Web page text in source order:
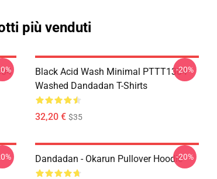
più venduti
Black Acid Wash Minimal PTTT1304
Washed Dandadan T-Shirts
32,20 € $35
-20%
Dandadan - Okarun Pullover Hoodie-20%